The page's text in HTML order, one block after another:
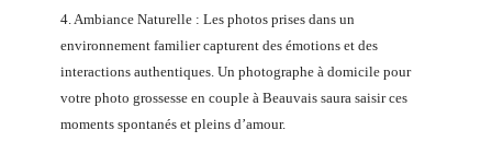
4. Ambiance Naturelle : Les photos prises dans un
environnement familier capturent des émotions et des
interactions authentiques. Un photographe à domicile pour
votre photo grossesse en couple à Beauvais saura saisir ces
moments spontanés et pleins d’amour.